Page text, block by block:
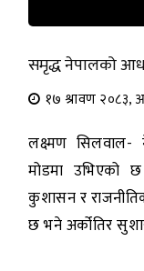
समृद्ध नेपालको
१७ श्रावण २०८३,
लक्ष्मण सिलवाल-
मोडमा उभिएको
कुशासन र
छ भने अर्कोतिर